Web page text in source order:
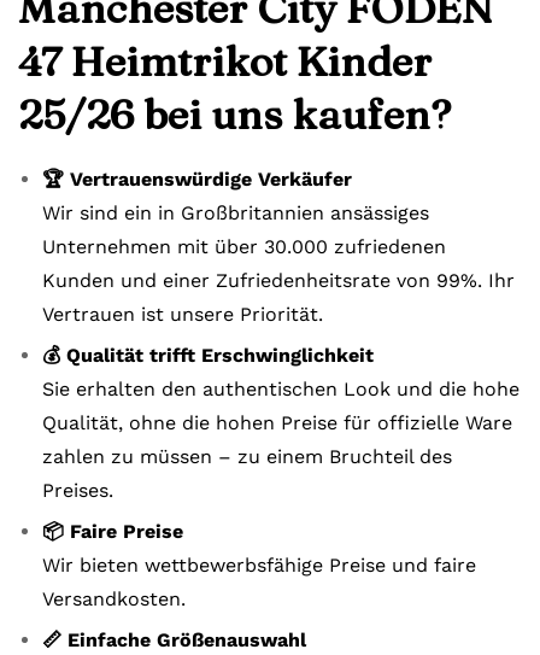
47 Heimtrikot Kinder
25/26 bei uns kaufen?
🏆 Vertrauenswürdige Verkäufer
Wir sind ein in Großbritannien ansässiges
Unternehmen mit über 30.000 zufriedenen
Kunden und einer Zufriedenheitsrate von 99%. Ihr
Vertrauen ist unsere Priorität.
💰 Qualität trifft Erschwinglichkeit
Sie erhalten den authentischen Look und die hohe
Qualität, ohne die hohen Preise für offizielle Ware
zahlen zu müssen – zu einem Bruchteil des
Preises.
📦 Faire Preise
Wir bieten wettbewerbsfähige Preise und faire
Versandkosten.
📏 Einfache Größenauswahl